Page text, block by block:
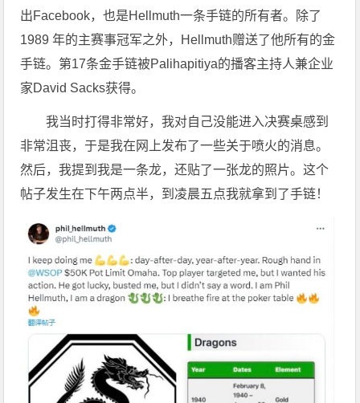
出Facebook，也是Hellmuth一条手链的所有者。除了
1989 年的主赛事冠军之外，Hellmuth赠送了他所有的金
手链。第17条金手链被Palihapitiya的播客主持人兼企业
家David Sacks获得。
我当时打得非常好，我对自己没能进入决赛桌感到
非常沮丧，于是我在网上发布了一些关于喷火的消息。
然后，我提到我是一条龙，还贴了一张龙的照片。这个
帖子发生在下午两点半，到凌晨五点我就拿到了手链！